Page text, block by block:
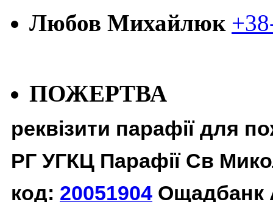
Любов Михайлюк
ПОЖЕРТВА
реквізити парафії для
РГ УГКЦ Парафії Св
код: 20051904 Ощадбанк